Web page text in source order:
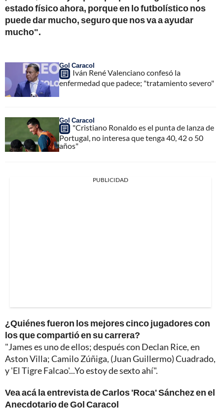
estado físico ahora, porque en lo futbolístico nos
puede dar mucho, seguro que nos va a ayudar
mucho".
Gol Caracol
Iván René Valenciano confesó la
enfermedad que padece; "tratamiento severo"
Gol Caracol
"Cristiano Ronaldo es el punta de lanza de
Portugal, no interesa que tenga 40, 42 o 50
años"
PUBLICIDAD
¿Quiénes fueron los mejores cinco jugadores con
los que compartió en su carrera?
"James es uno de ellos; después con Declan Rice, en
Aston Villa; Camilo Zúñiga, (Juan Guillermo) Cuadrado,
y 'El Tigre Falcao'...Yo estoy de sexto ahí".
Vea acá la entrevista de Carlos 'Roca' Sánchez en el
Anecdotario de Gol Caracol